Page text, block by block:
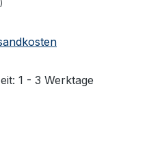
1 - 3 Werktage